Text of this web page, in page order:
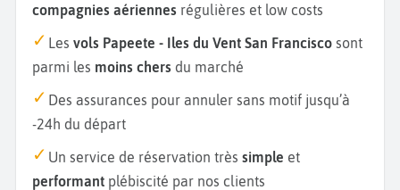
compagnies aériennes régulières et low costs
Les vols Papeete - Iles du Vent San Francisco sont
parmi les moins chers du marché
Des assurances pour annuler sans motif jusqu’à
-24h du départ
Un service de réservation très simple et
performant plébiscité par nos clients